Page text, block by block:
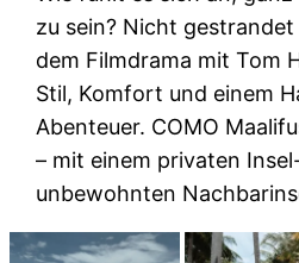
zu sein? Nicht gestrandet
dem Filmdrama mit Tom
Stil, Komfort und einem
Abenteuer. COMO
– mit einem privaten
unbewohnten